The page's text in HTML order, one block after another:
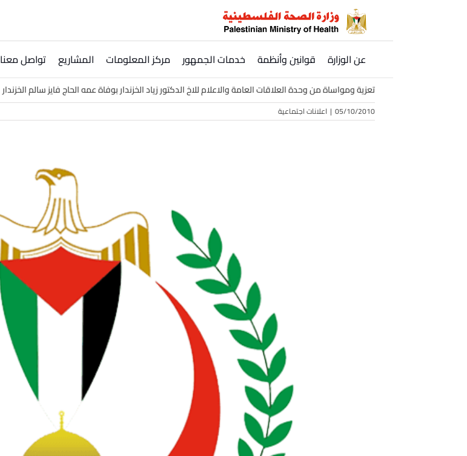
عن الوزارة قوانين وأنظمة خدمات الجمهور مركز المعلومات المشاريع تواصل معنا
تعزية ومواساة من وحدة العلاقات العامة والاعلام للاخ الدكتور زياد الخزندار بوفاة عمه الحاج فايز سالم الخزندار
05/10/2010
| اعلانات اجتماعية